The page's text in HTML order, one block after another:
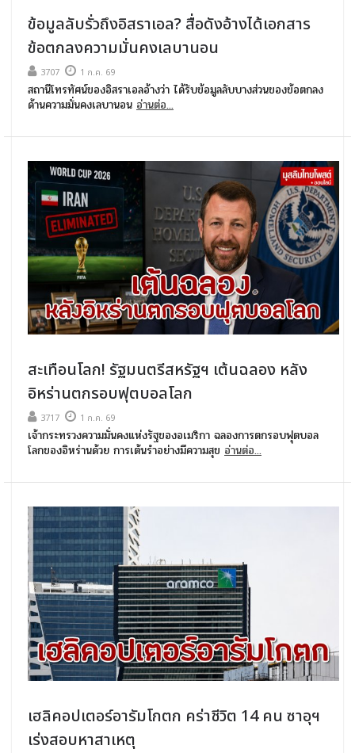
ข้อมูลลับรั่วถึงอิสราเอล? สื่อดังอ้างได้เอกสาร
ข้อตกลงความมั่นคงเลบานอน
3707 1 ก.ค. 69
สถานีโทรทัศน์ของอิสราเอลอ้างว่า ได้รับข้อมูลลับบางส่วนของข้อตกลง
ด้านความมั่นคงเลบานอน อ่านต่อ...
สะเทือนโลก! รัฐมนตรีสหรัฐฯ เต้นฉลอง หลัง
อิหร่านตกรอบฟุตบอลโลก
3717 1 ก.ค. 69
เจ้ากระทรวงความมั่นคงแห่งรัฐของอเมริกา ฉลองการตกรอบฟุตบอล
โลกของอิหร่านด้วย การเต้นรำอย่างมีความสุข อ่านต่อ...
เฮลิคอปเตอร์อารัมโกตก คร่าชีวิต 14 คน ซาอุฯ
เร่งสอบหาสาเหตุ